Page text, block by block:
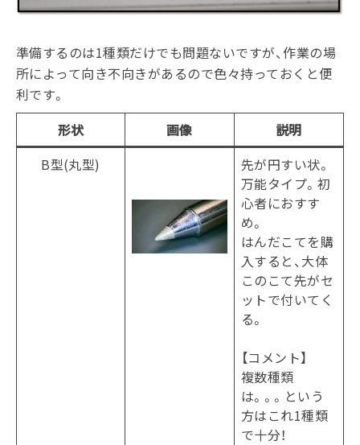
準備するのは1種類だけでも問題ないですが、作業の場
所によって向き不向きがあるので色々持っておくと便
利です。
形状
画像
説明
B型(丸型)
先が円すい状。
万能タイプ。初
心者におすす
め。
はんだこてを購
入すると、大体
このこて先がセ
ットで付いてく
る。
【コメント】
複数種類
は。。。という
方はこれ1種類
で十分！